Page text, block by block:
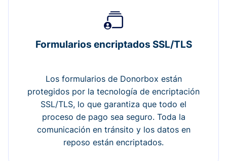
Formularios encriptados SSL/TLS
Los formularios de Donorbox están
protegidos por la tecnología de encriptación
SSL/TLS, lo que garantiza que todo el
proceso de pago sea seguro. Toda la
comunicación en tránsito y los datos en
reposo están encriptados.